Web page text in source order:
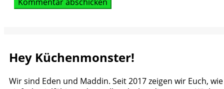
Hey Küchenmonster!
Wir sind Eden und Maddin. Seit 2017 zeigen wir Euch, wie